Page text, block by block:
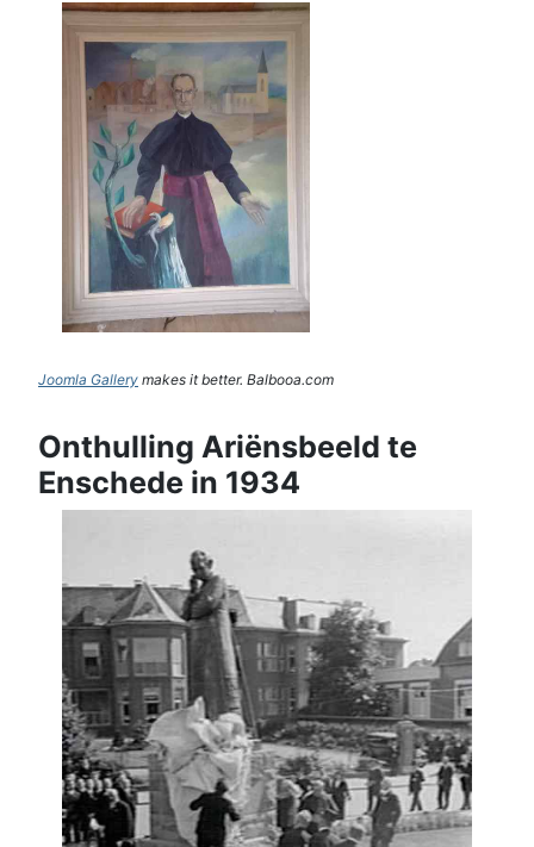
Joomla Gallery makes it better. Balbooa.com
Onthulling Ariënsbeeld te
Enschede in 1934